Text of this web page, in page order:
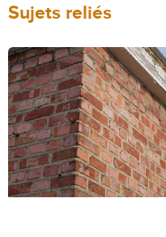
Sujets reliés